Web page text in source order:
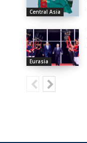
Central Asia
Eurasia